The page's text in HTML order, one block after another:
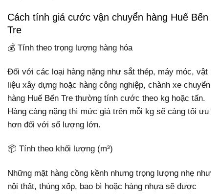
Cách tính giá cước vận chuyển hàng Huế Bến
Tre
💰 Tính theo trọng lượng hàng hóa
Đối với các loại hàng nặng như sắt thép, máy móc, vật
liệu xây dựng hoặc hàng công nghiệp, chành xe chuyển
hàng Huế Bến Tre thường tính cước theo kg hoặc tấn.
Hàng càng nặng thì mức giá trên mỗi kg sẽ càng tối ưu
hơn đối với số lượng lớn.
📦 Tính theo khối lượng (m³)
Những mặt hàng cồng kềnh nhưng trọng lượng nhẹ như
nội thất, thùng xốp, bao bì hoặc hàng nhựa sẽ được